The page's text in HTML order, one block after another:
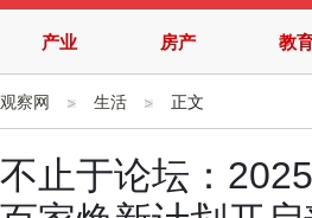
产业 房产 教
观察网 生活 正文
不止于论坛：